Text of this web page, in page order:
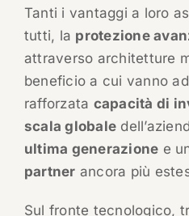
Tanti i vantaggi a loro
tutti, la protezione
attraverso architetture
beneficio a cui vanno
rafforzata capacità di
scala globale
ultima generazione e
partner ancora più
Sul fronte tecnologico,